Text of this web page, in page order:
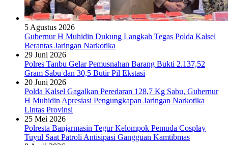
5 Agustus 2026
Gubernur H Muhidin Dukung Langkah Tegas Polda Kalsel
Berantas Jaringan Narkotika
29 Juni 2026
Polres Tanbu Gelar Pemusnahan Barang Bukti 2.137,52
Gram Sabu dan 30,5 Butir Pil Ekstasi
20 Juni 2026
Polda Kalsel Gagalkan Peredaran 128,7 Kg Sabu, Gubernur
H Muhidin Apresiasi Pengungkapan Jaringan Narkotika
Lintas Provinsi
25 Mei 2026
Polresta Banjarmasin Tegur Kelompok Pemuda Cosplay
Tuyul Saat Patroli Antisipasi Gangguan Kamtibmas